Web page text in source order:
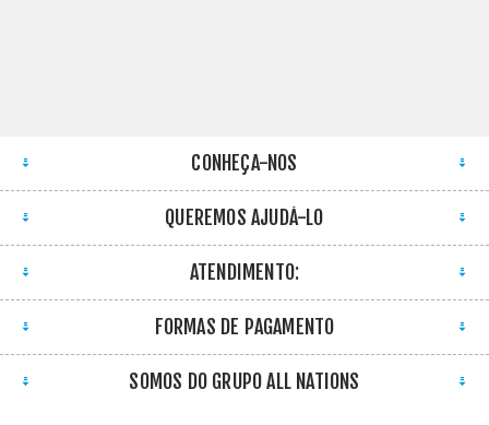
CONHEÇA-NOS
QUEREMOS AJUDÁ-LO
ATENDIMENTO:
FORMAS DE PAGAMENTO
SOMOS DO GRUPO ALL NATIONS